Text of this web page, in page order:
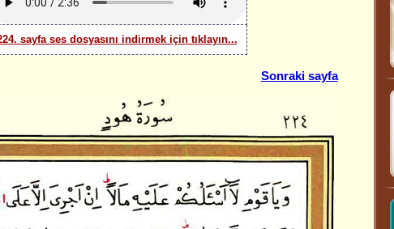
sayfa ses dosyasını indirmek için tıklayın...
Sonraki sayfa